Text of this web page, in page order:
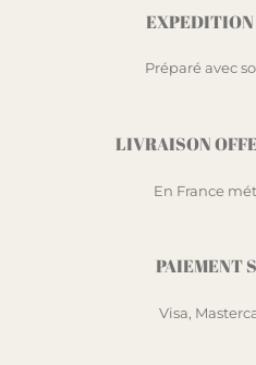
Préparé avec
LIVRAISON
En France
PAIEMENT
Visa,